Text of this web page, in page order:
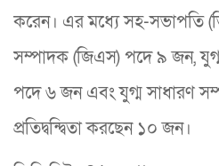
করেন। এর মধ্যে সহ-সভাপতি
সম্পাদক (জিএস) পদে ৯ জন,
পদে ৬ জন এবং যুগ্ম সাধারণ
প্রতিদ্বন্দ্বিতা করছেন ১০ জন।